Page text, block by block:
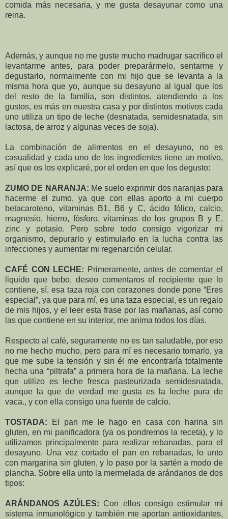
comida más necesaria, y me gusta desayunar como una
reina.
Además, y aunque no me guste mucho madrugar sacrifico el
levantarme antes, para poder preparármelo, sentarme y
degustarlo, normalmente con mi hijo que se levanta a la
misma hora que yo, aunque su desayuno al igual que los
del resto de la familia, son distintos, atendiendo a los
gustos, es más en nuestra casa y por distintos motivos cada
uno utiliza un tipo de leche (desnatada, semidesnatada, sin
lactosa, de arroz y algunas veces de soja).
La combinación de alimentos en el desayuno, no es
casualidad y cada uno de los ingredientes tiene un motivo,
así que os los explicaré, por el orden en que los degusto:
ZUMO DE NARANJA: Me suelo exprimir dos naranjas para
hacerme el zumo, ya que con ellas aporto a mi cuerpo
betacaroteno, vitaminas B1, B6 y C, ácido fólico, calcio,
magnesio, hierro, fósforo, vitaminas de los grupos B y E,
zinc y potasio. Pero sobre todo consigo vigorizar mi
organismo, depurarlo y estimularlo en la lucha contra las
infecciones y aumentar mi regenarción celular.
CAFÉ CON LECHE: Primeramente, antes de comentar el
liquido que bebo, deseo comentaros el recipiente que lo
contiene, sí, esa taza roja con corazones donde pone “Eres
especial”, ya que para mí, es una taza especial, es un regalo
de mis hijos, y el leer esta frase por las mañanas, así como
las que contiene en su interior, me anima todos los días.
Respecto al café, seguramente no es tan saludable, por eso
no me hecho mucho, pero para mí es necesario tomarlo, ya
que me sube la tensión y sin él me encontraría totalmente
hecha una “piltrafa” a primera hora de la mañana. La leche
que utilizo es leche fresca pasteurizada semidesnatada,
aunque la que de verdad me gusta es la leche pura de
vaca., y con ella consigo una fuente de calcio.
TOSTADA: El pan me le hago en casa con harina sin
gluten, en mi panificadora (ya os pondremos la receta), y lo
utilizamos principalmente para realizar rebanadas, para el
desayuno. Una vez cortado el pan en rebanadas, lo unto
con margarina sin gluten, y lo paso por la sartén a modo de
plancha. Sobre ella unto la mermelada de arándanos de dos
tipos:
ARÁNDANOS AZÚLES: Con ellos consigo estimular mi
sistema inmunológico y también me aportan antioxidantes,